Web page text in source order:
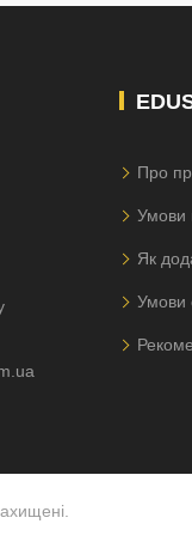
Про
Умови
Як
Умови